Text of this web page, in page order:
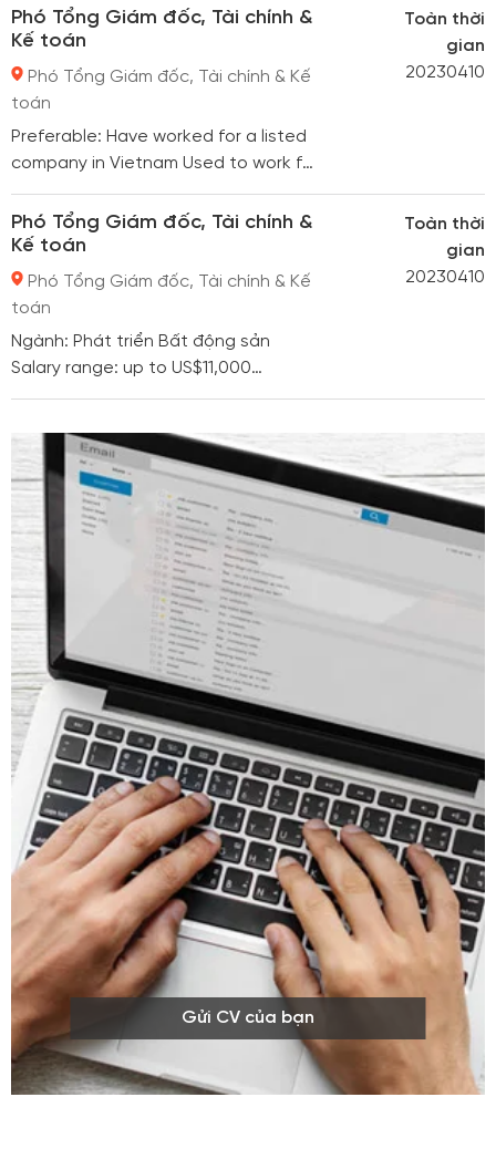
work for International Big4
Phó Tổng Giám đốc, Tài chính &
Kế toán
Phó Tổng Giám đốc, Tài chính & Kế
toán
Preferable: Have worked for a listed
company in Vietnam Used to work for
Multiple professions Group Used to
work for International Big4
Toàn thời
gian
20230410
Phó Tổng Giám đốc, Tài chính &
Kế toán
Phó Tổng Giám đốc, Tài chính & Kế
toán
Ngành: Phát triển Bất động sản
Salary range: up to US$11,000
Preferable: Have worked for a listed
relationships in fundraising in
domestic and international. Manage
and operate the ERP-SAP Due date:
10/04/2023
Toàn thời
gian
20230410
Gửi CV của bạn